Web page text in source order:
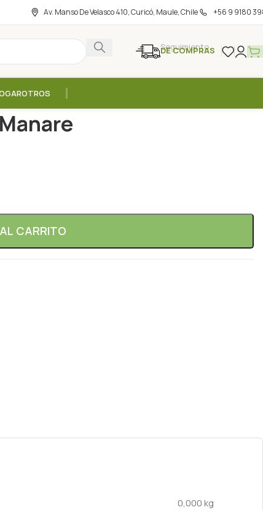
Av. Manso De Velasco 410, Curicó, Maule, Chile +56 9 9180
Seguimiento
DE COMPRAS
OTROS
CARRITO
0,000 kg